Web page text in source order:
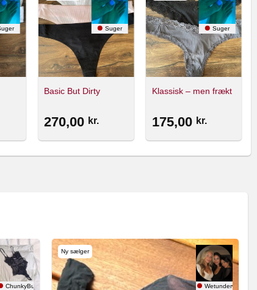
Suger
Basic But Dirty
270,00 kr.
Suger
Klassisk – men frækt
175,00 kr.
ChunkyButt
Ny sælger